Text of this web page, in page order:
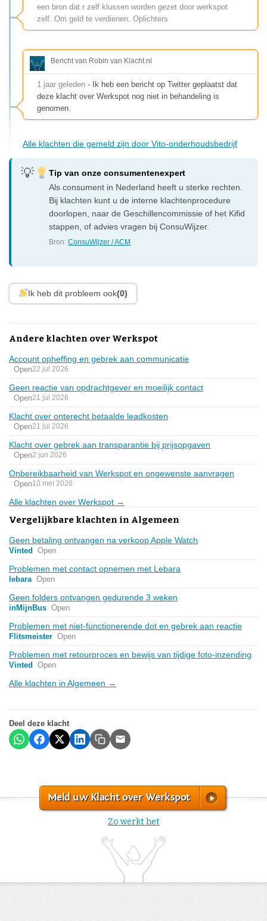
een bron dat r zelf klussen worden gezet door werkspot
zelf. Om geld te verdienen. Oplichters
Bericht van Robin van Klacht.nl
1 jaar geleden - Ik heb een bericht op Twitter geplaatst dat
deze klacht over Werkspot nog niet in behandeling is
genomen.
Alle klachten die gemeld zijn door Vito-onderhoudsbedrijf
Tip van onze consumentenexpert
Als consument in Nederland heeft u sterke rechten.
Bij klachten kunt u de interne klachtenprocedure
doorlopen, naar de Geschillencommissie of het Kifid
stappen, of advies vragen bij ConsuWijzer.
Bron:ConsuWijzer / ACM
Ik heb dit probleem ook(0)
Andere klachten over Werkspot
Account opheffing en gebrek aan communicatie
Open22 jul 2026
Geen reactie van opdrachtgever en moeilijk contact
Open21 jul 2026
Klacht over onterecht betaalde leadkosten
Open21 jul 2026
Klacht over gebrek aan transparantie bij prijsopgaven
Open2 jun 2026
Onbereikbaarheid van Werkspot en ongewenste aanvragen
Open10 mei 2026
Alle klachten over Werkspot →
Vergelijkbare klachten in Algemeen
Geen betaling ontvangen na verkoop Apple Watch
Vinted Open
Problemen met contact opnemen met Lebara
lebara Open
Geen folders ontvangen gedurende 3 weken
inMijnBus Open
Problemen met niet-functionerende dot en gebrek aan reactie
Flitsmeister Open
Problemen met retourproces en bewijs van tijdige foto-inzending
Vinted Open
Alle klachten in Algemeen →
Deel deze klacht
Meld uw Klacht over Werkspot
Zo werkt het